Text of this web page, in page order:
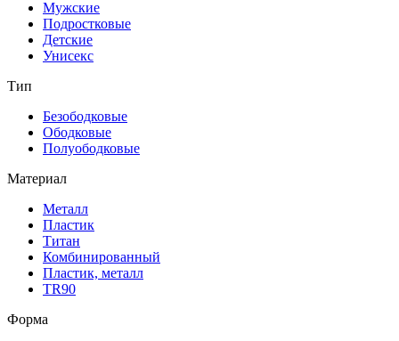
Мужские
Подростковые
Детские
Унисекс
Тип
Безободковые
Ободковые
Полуободковые
Материал
Металл
Пластик
Титан
Комбинированный
Пластик, металл
TR90
Форма